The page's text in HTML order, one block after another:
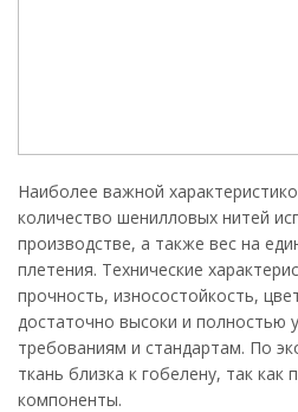
Наиболее важной
количество шенилловых нитей
производстве, а также вес на
плетения. Технические
прочность, износостойкость,
достаточно высоки и полностью
требованиям и стандартам. По
ткань близка к гобелену, так как
компоненты.